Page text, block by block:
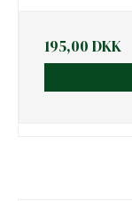
195,00 DKK